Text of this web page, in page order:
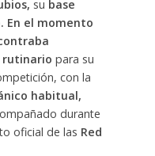
su base
En el momento
rutinario para su
con la
habitual,
durante
oficial de las Red